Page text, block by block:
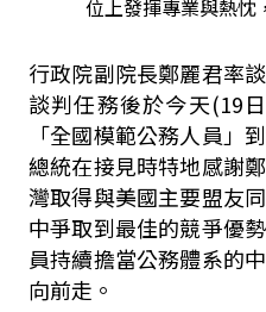
位上發揮專業與熱忱
行政院副院長鄭麗君率
談判任務後於今天(19日
「全國模範公務人員」
總統在接見時特地感謝
灣取得與美國主要盟友
中爭取到最佳的競爭優
員持續擔當公務體系的
向前走。